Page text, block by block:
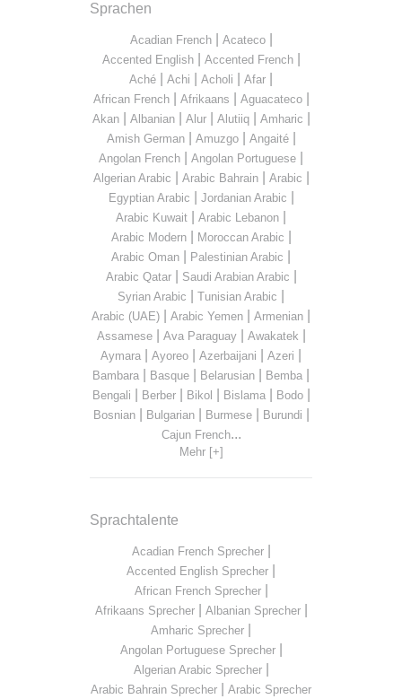
Sprachen
Acadian French| Acateco|
Accented English| Accented French|
Aché Achi Acholi Afar
African French| Afrikaans Aguacateco|
Akan| Albanian| Alur| Alutiiq| Amharic
Amish German| Amuzgo| Angaité|
Angolan French Angolan Portuguese
Algerian Arabic Arabic Bahrain| Arabic
Egyptian Arabic Jordanian Arabic
Arabic Kuwait Arabic Lebanon
Arabic Modern| Moroccan Arabic
Arabic Oman Palestinian Arabic
Arabic Qatar| Saudi Arabian Arabic
Syrian Arabic Tunisian Arabic
Arabic (UAE) Arabic Yemen Armenian
Assamese| Ava Paraguay| Awakatek
Aymara Ayoreo Azerbaijani Azeri
Bambara Basque Belarusian Bemba
Bengali Berber| Bikol Bislama| Bodo|
Bosnian| Bulgarian| Burmese| Burundi
Cajun French...
Mehr [+]
Sprachtalente
Acadian French Sprecher|
Accented English Sprecher
African French Sprecher|
Afrikaans Sprecher| Albanian Sprecher|
Amharic Sprecher
Angolan Portuguese Sprecher|
Algerian Arabic Sprecher|
Arabic Bahrain Sprecher Arabic Sprecher